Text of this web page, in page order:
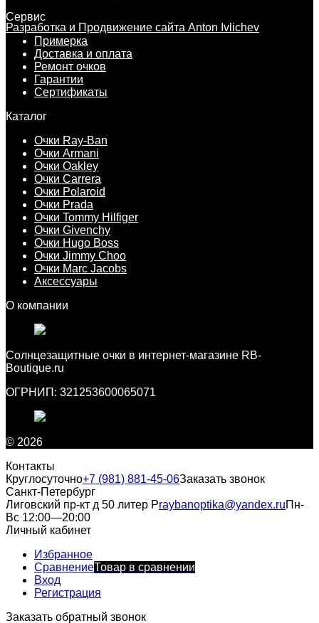
Разработка и Продвижение сайта Anton Ivlichev
Сервис
Примерка
Доставка и оплата
Ремонт очков
Гарантии
Сертификаты
Каталог
Очки Ray-Ban
Очки Armani
Очки Oakley
Очки Carrera
Очки Polaroid
Очки Prada
Очки Tommy Hilfiger
Очки Givenchy
Очки Hugo Boss
Очки Jimmy Choo
Очки Marc Jacobs
Аксессуары
О компании
Cолнцезащитные очки в интернет-магазине RB-
Boutique.ru
ОГРНИП: 321253600065071
© 2026
Контакты
Круглосуточно+7 (981) 881-45-06Заказать звонок
Санкт-Петербург
Лиговский пр-кт д 50 литер Рraybanoptika@yandex.ruПн-
Вс 12:00—20:00
Личный кабинет
Избранное
СравнениеТовар в сравнении
Вход
Регистрация
Заказать обратный звонок